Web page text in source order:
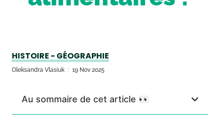
HISTOIRE - GÉOGRAPHIE
Oleksandra Vlasiuk 19 Nov 2025
Au sommaire de cet article 👀